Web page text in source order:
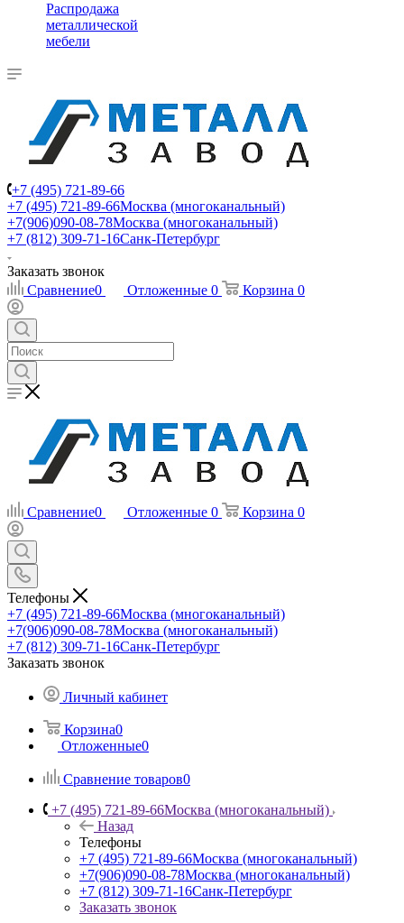
Распродажа
металлической
мебели
+7 (495) 721-89-66
+7 (495) 721-89-66Москва (многоканальный)
+7(906)090-08-78Москва (многоканальный)
+7 (812) 309-71-16Санк-Петербург
Заказать звонок
Сравнение0 Отложенные 0 Корзина 0
Сравнение0 Отложенные 0 Корзина 0
Телефоны
+7 (495) 721-89-66Москва (многоканальный)
+7(906)090-08-78Москва (многоканальный)
+7 (812) 309-71-16Санк-Петербург
Заказать звонок
Личный кабинет
Корзина0
Отложенные0
Сравнение товаров0
+7 (495) 721-89-66Москва (многоканальный)
Назад
Телефоны
+7 (495) 721-89-66Москва (многоканальный)
+7(906)090-08-78Москва (многоканальный)
+7 (812) 309-71-16Санк-Петербург
Заказать звонок